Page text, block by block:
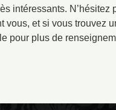
intéressants.
vous, et si vous trouvez
pour plus de